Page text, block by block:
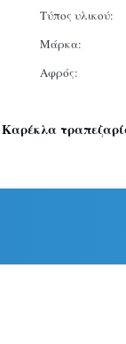
Τύπος υλικού:
Μάρκα:
Αφρός:
Καρέκλα